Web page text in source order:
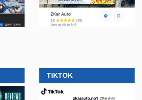
TIKTOK